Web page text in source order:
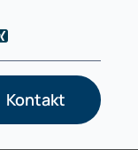
Kontakt